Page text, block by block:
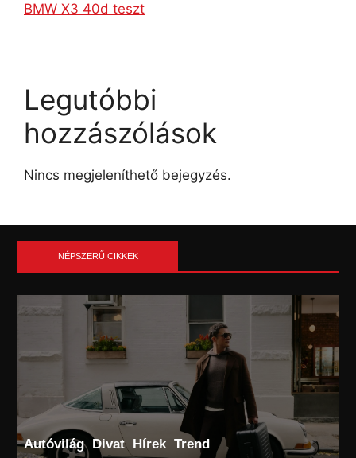
BMW X3 40d teszt
Legutóbbi
hozzászólások
Nincs megjeleníthető bejegyzés.
NÉPSZERŰ CIKKEK
Autóvilág Divat Hírek Trend